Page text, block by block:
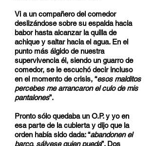
Vi a un compañero del comedor
deslizándose sobre su espalda hacia
babor hasta alcanzar la quilla de
achique y saltar hacia el agua. En el
punto más álgido de nuestra
supervivencia él, siendo un guarro de
comedor, se le escuchó decir incluso
en el momento de crisis, “esos malditos
percebes me arrancaron el culo de mis
pantalones”.
Pronto sólo quedaba un O.P. y yo en
esa parte de la cubierta y dijo que la
orden había sido dada: “abandonen el
barco, sálvese quien pueda”. Dos